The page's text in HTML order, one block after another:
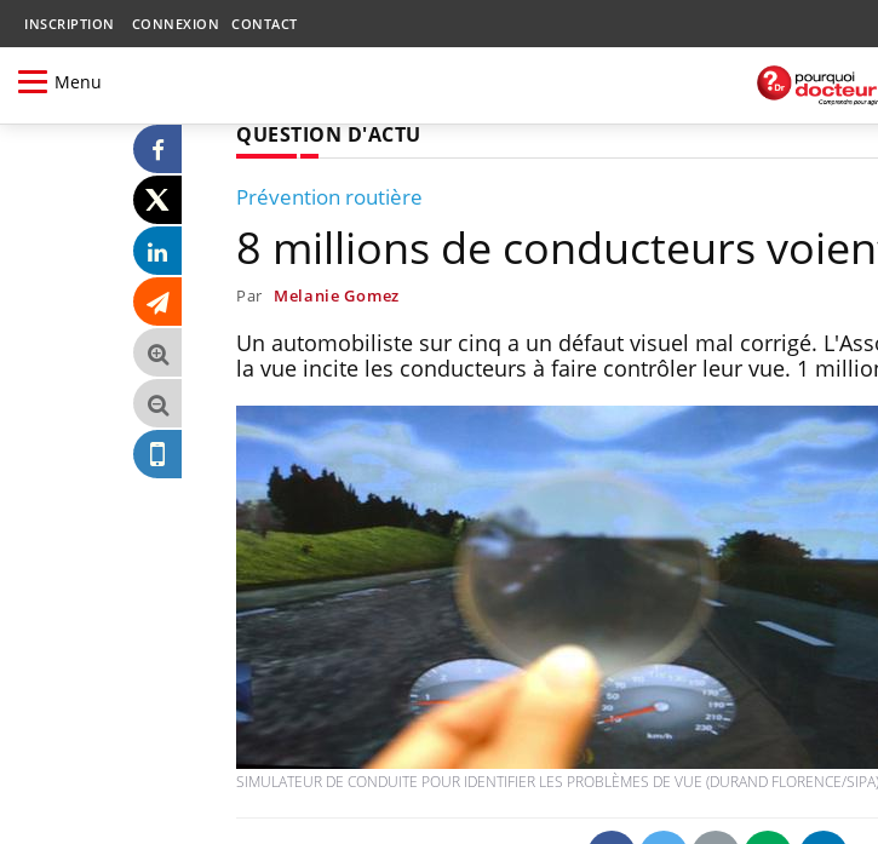
INSCRIPTION CONNEXION CONTACT
Menu
QUESTION D'ACTU
Prévention routière
8 millions de conducteurs
Par Melanie Gomez
Un automobiliste sur cinq a un défaut visuel mal corrigé.
la vue incite les conducteurs à faire contrôler leur vue. 1
SIMULATEUR DE CONDUITE POUR IDENTIFIER LES PROBLÈMES DE VUE (DURAND FLORENCE/SIPA)